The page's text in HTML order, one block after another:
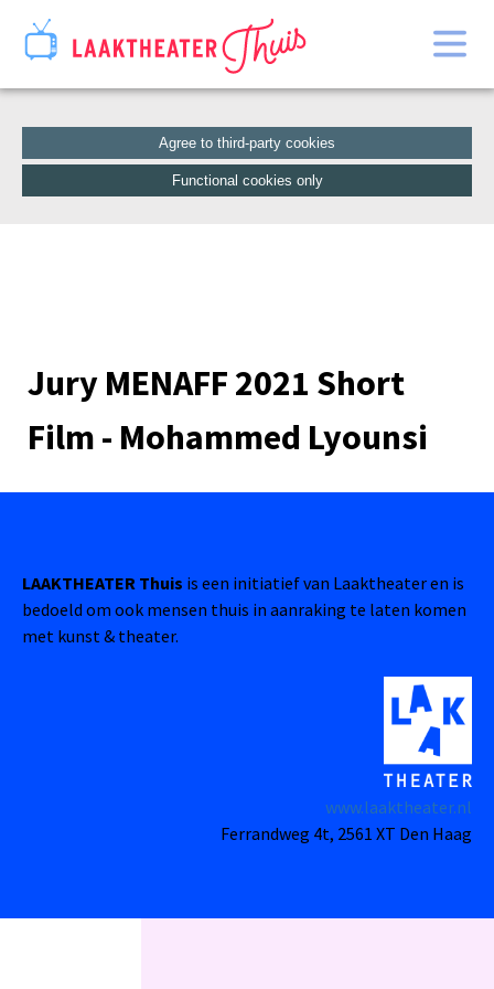
Agree to third-party cookies
Functional cookies only
Catalogue
Jury MENAFF 2021 Short
Film - Mohammed Lyounsi
LAAKTHEATER Thuis is een initiatief van Laaktheater en is
bedoeld om ook mensen thuis in aanraking te laten komen
met kunst & theater.
www.laaktheater.nl
Ferrandweg 4t, 2561 XT Den Haag